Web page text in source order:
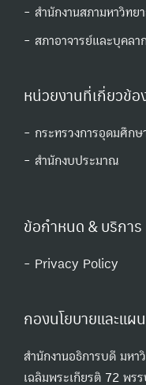
- สำนักงานสภามหาวิทย
- สภาอาจารย์และบุคลา
หน่วยงานที่เกี่ยวข้อ
- กระทรวงการอุดมศึกษ
- สํานักงบประมาณ
ข้อกำหนด & บริการ
- Privacy Policy
กองนโยบายและแผน
สำนักงานอธิการบดี มหา
เฉลิมพระเกียรติ 72 พร